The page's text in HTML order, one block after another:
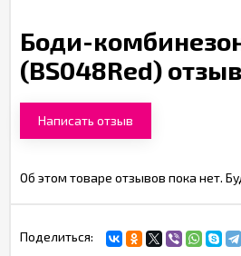
Боди-
(BS048Red)
Написать отзыв
Об этом товаре отзывов пока нет.
Поделиться: